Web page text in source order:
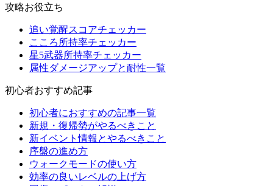
攻略お役立ち
追い覚醒スコアチェッカー
こころ所持率チェッカー
星5武器所持率チェッカー
属性ダメージアップと耐性一覧
初心者おすすめ記事
初心者におすすめの記事一覧
新規・復帰勢がやるべきこと
新イベント情報とやるべきこと
序盤の進め方
ウォークモードの使い方
効率の良いレベルの上げ方